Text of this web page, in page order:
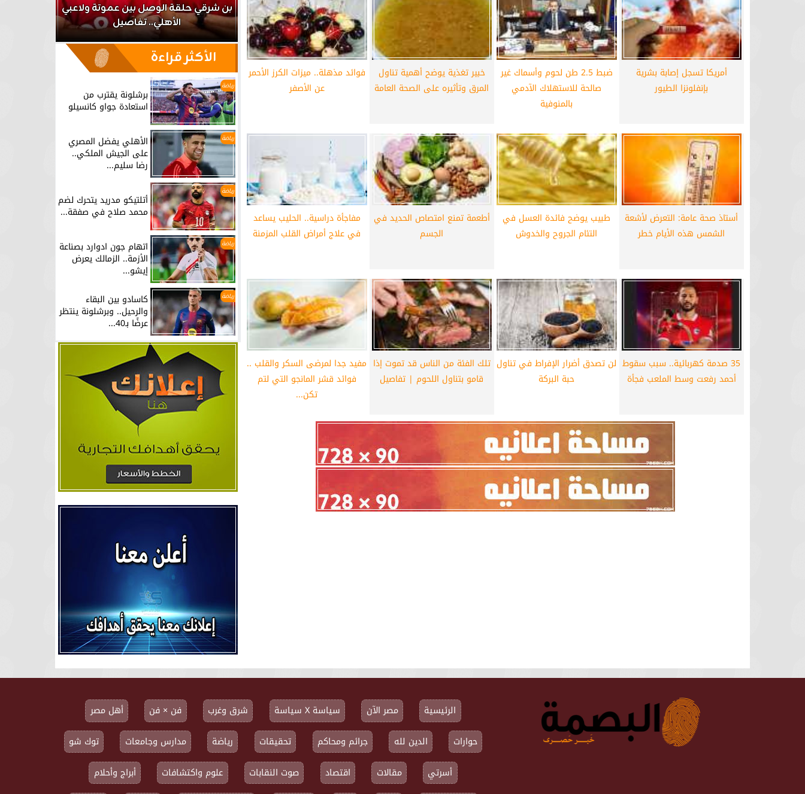
أمريكا تسجل إصابة بشرية
بإنفلونزا الطيور
ضبط 2.5 طن لحوم وأسماك غير
صالحة للاستهلاك الآدمي
بالمنوفية
خبير تغذية يوضح أهمية تناول
المرق وتأثيره على الصحة العامة
فوائد مذهلة.. ميزات الكرز الأحمر
عن الأصفر
أستاذ صحة عامة: التعرض لأشعة
الشمس هذه الأيام خطر
طبيب يوضح فائدة العسل في
التئام الجروح والخدوش
أطعمة تمنع امتصاص الحديد في
الجسم
مفاجأة دراسية.. الحليب يساعد
في علاج أمراض القلب المزمنة
35 صدمة كهربائية.. سبب سقوط
أحمد رفعت وسط الملعب فجأة
لن تصدق أضرار الإفراط في تناول
حبة البركة
تلك الفئة من الناس قد تموت إذا
قامو بتناول اللحوم | تفاصيل
مفيد جدا لمرضى السكر والقلب ..
فوائد قشر المانجو التي لتم
تكن...
برشلونة يستعيد سلاحا مهما بعد صدمة
كأس العالم
موعد سفر بعثة الأهلي لمواجهة برشلونة
بكأس خوان جامبر
الزمالك ينهي أزمة خوان بيزيرا.. واللاعب
يقترب من العودة إلى القاهرة
بن شرقي حلقة الوصل بين عموتة ولاعبي
الأهلي.. تفاصيل
الأكثر قراءة
رياضة
برشلونة يقترب من
استعادة جواو كانسيلو
رياضة الأهلي يفضل المصري
على الجيش الملكي..
رضا سليم...
رياضة
أتلتيكو مدريد يتحرك لضم
محمد صلاح في صفقة...
رياضة اتهام جون ادوارد بصناعة
الأزمة.. الزمالك يعرض
إيشو...
رياضة كاسادو بين البقاء
والرحيل.. وبرشلونة ينتظر
عرضًا بـ40...
الرئيسية مصر الآن سياسة X سياسة شرق وغرب فن × فن
أهل مصر
حوارات
الدين لله جرائم ومحاكم تحقيقات رياضة مدارس وجامعات
توك شو
أسرتي
مقالات اقتصاد صوت النقابات علوم واكتشافات أبراج وأحلام